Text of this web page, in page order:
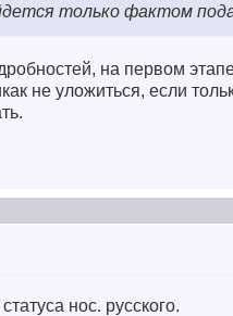
только фактом
на первом
не уложиться, если
нос. русского.